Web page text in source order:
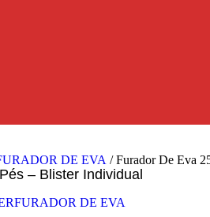
DE EVA / Furador De Eva
– Blister Individual
DE EVA